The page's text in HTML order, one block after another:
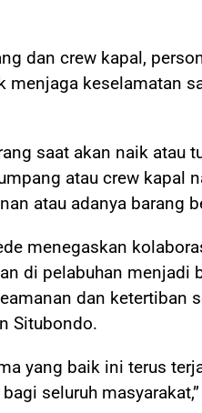
dan crew kapal,
menjaga keselamatan
saat akan naik atau
atau crew kapal
atau adanya barang
menegaskan
di pelabuhan menjadi
dan ketertiban
Situbondo.
yang baik ini terus
seluruh